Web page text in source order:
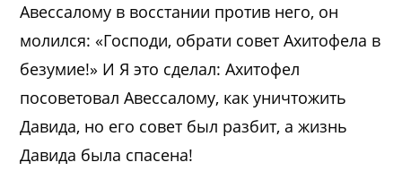
Авессалому в восстании против него, он
молился: «Господи, обрати совет Ахитофела в
безумие!» И Я это сделал: Ахитофел
посоветовал Авессалому, как уничтожить
Давида, но его совет был разбит, а жизнь
Давида была спасена!